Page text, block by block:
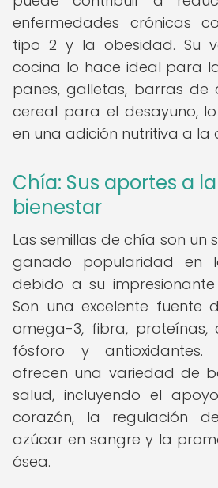
enfermedades crónicas
tipo 2 y la obesidad. Su
cocina lo hace ideal para
panes, galletas, barras de
cereal para el desayuno,
en una adición nutritiva a la
Chía: Sus aportes a
bienestar
Las semillas de chía son un
ganado popularidad en
debido a su
Son una excelente fuente
omega-3, fibra, proteínas,
fósforo y antioxidantes.
ofrecen una variedad de
salud, incluyendo el
corazón, la regulación
azúcar en sangre y la
ósea.